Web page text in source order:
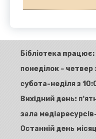
Бібліотека працює:
понеділок - четвер
субота-неділя з
Вихідний день:
зала
Останній день